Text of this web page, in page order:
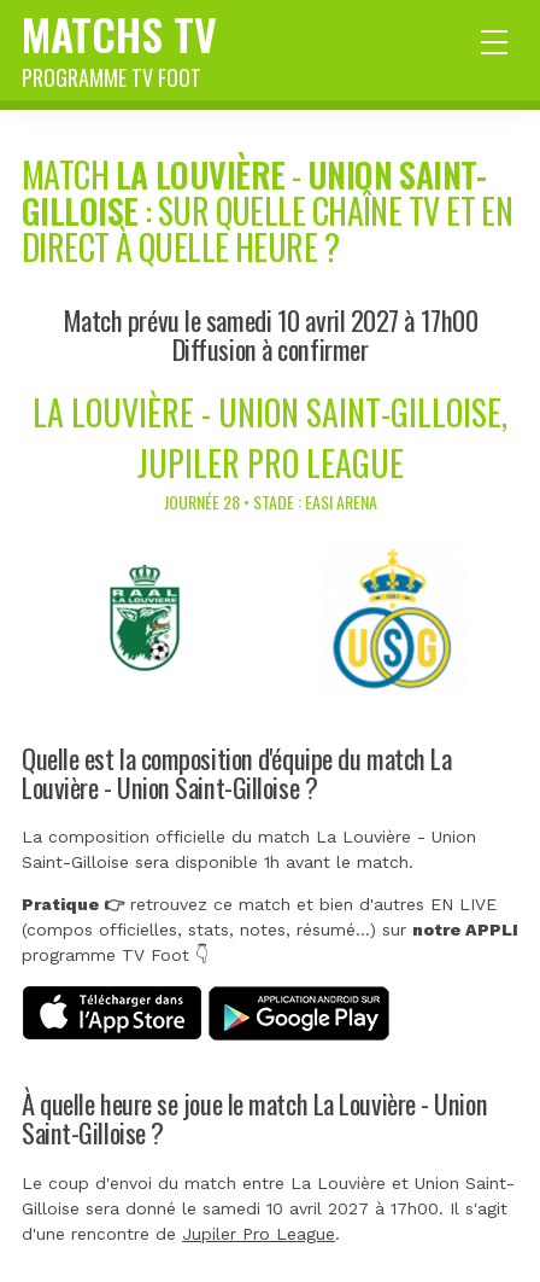
MATCHS TV
PROGRAMME TV FOOT
MATCH LA LOUVIÈRE-UNION SAINT-
GILLOISE: SUR QUELLE CHAÎNE TV ET EN
DIRECT À QUELLE HEURE ?
Match prévu le samedi 10 avril 2027 à 17h00
Diffusion à confirmer
LA LOUVIÈRE - UNION SAINT-GILLOISE,
JUPILER PRO LEAGUE
JOURNÉE 28 • STADE : EASI ARENA
Quelle est la composition d'équipe du match La
Louvière - Union Saint-Gilloise ?
La composition officielle du match La Louvière - Union
Saint-Gilloise sera disponible 1h avant le match.
Pratique 👉retrouvez ce match et bien d'autres EN LIVE
(compos officielles, stats, notes, résumé...) sur notre APPLI
programme TV Foot 👇
À quelle heure se joue le match La Louvière - Union
Saint-Gilloise ?
Le coup d'envoi du match entre La Louvière et Union Saint-
Gilloise sera donné le samedi 10 avril 2027 à 17h00. Il s'agit
d'une rencontre de Jupiler Pro League.